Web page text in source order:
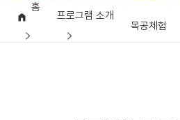
홈
프로그램 소개
목공체험